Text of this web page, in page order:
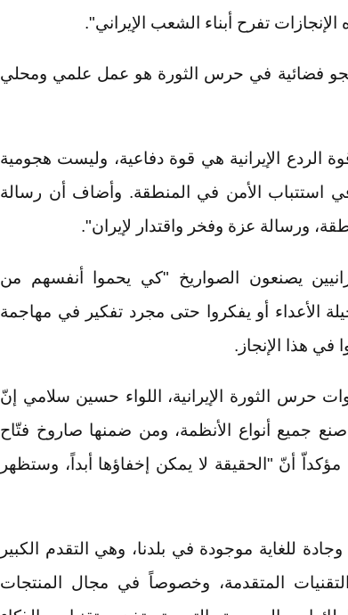
تفرح أبناء الشعب الإيراني".
فضائية في حرس الثورة هو عمل علمي ومحلي
الردع الإيرانية هي قوة دفاعية، وليست هجومية
في استتباب الأمن في المنطقة. وأضاف أن رسالة
ورسالة عزة وفخر واقتدار لإيران".
يصنعون الصواريخ "كي يحموا أنفسهم من
الأعداء أو يفكروا حتى مجرد تفكير في مهاجمة
في هذا الإنجاز.
حرس الثورة الإيرانية، اللواء حسين سلامي إنّ
صنع جميع أنواع الأنظمة، ومن ضمنها صاروخ فتّاح
أنّ "الحقيقة لا يمكن إخفاؤها أبداً، وستظهر
للغاية موجودة في بلدنا، وهي التقدم الكبير
المتقدمة، وخصوصاً في مجال المنتجات